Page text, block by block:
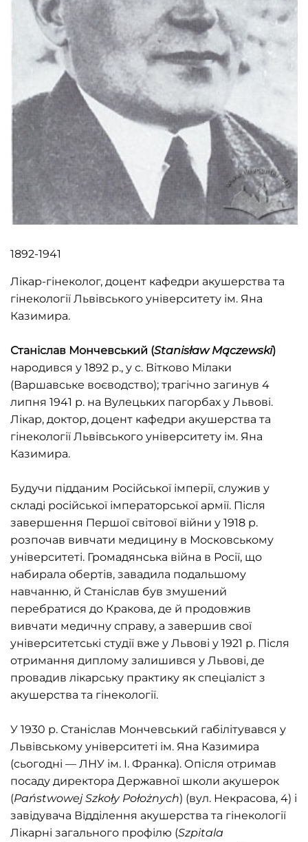
1892-1941
Лікар-гінеколог, доцент кафедри акушерства та
гінекології Львівського університету ім. Яна
Казимира.
Станіслав Мончевський (Stanisław Mączewski)
народився у 1892 р., у с. Вітково Мілаки
(Варшавське воєводство); трагічно загинув 4
липня 1941 р. на Вулецьких пагорбах у Львові.
Лікар, доктор, доцент кафедри акушерства та
гінекології Львівського університету ім. Яна
Казимира.
Будучи підданим Російської імперії, служив у
складі російської імператорської армії. Після
завершення Першої світової війни у 1918 р.
розпочав вивчати медицину в Московському
університеті. Громадянська війна в Росії, що
набирала обертів, завадила подальшому
навчанню, й Станіслав був змушений
перебратися до Кракова, де й продовжив
вивчати медичну справу, а завершив свої
університетські студії вже у Львові у 1921 р. Після
отримання диплому залишився у Львові, де
провадив лікарську практику як спеціаліст з
акушерства та гінекології.
У 1930 р. Станіслав Мончевський габілітувався у
Львівському університеті ім. Яна Казимира
(сьогодні — ЛНУ ім. І. Франка). Опісля отримав
посаду директора Державної школи акушерок
(Państwowej Szkoły Położnych) (вул. Некрасова, 4) і
завідувача Відділення акушерства та гінекології
Лікарні загального профілю (Szpitala